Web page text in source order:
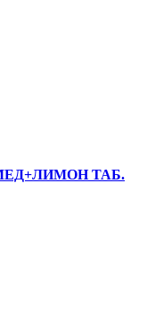
ТАБ.